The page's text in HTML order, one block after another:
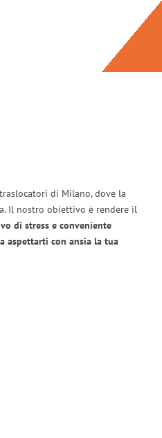
di Milano, dove la
Il nostro obiettivo è rendere il
di stress e conveniente
aspettarti con ansia la tua